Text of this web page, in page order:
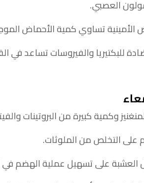
العصبي.
تساوي كمية الأحماض
والفيروسات تساعد في
وكمية كبيرة من البروتينات
التخلص من الملوثات.
العشبة على تسهيل عملية الهضم